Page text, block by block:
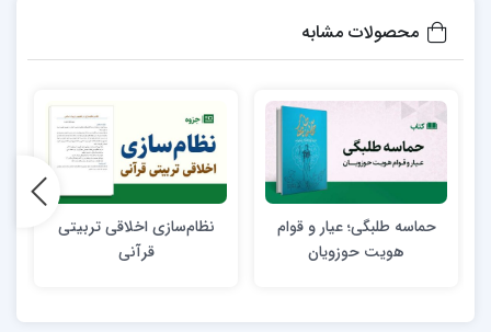
پیوست
کتاب‌نامه
نویسنده: حجت‌الاسلام والمسلیمن محمد عالم‌زاده نوری
محصولات مشابه
حماسه طلبگی؛ عیار و قوام
هویت حوزویان
نظام‌سازی اخلاقی تربیتی
قرآنی